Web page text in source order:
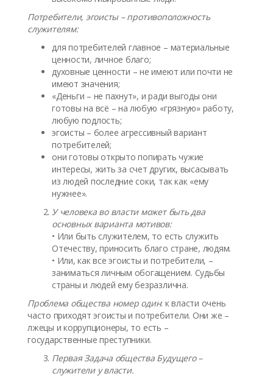
Потребители, эгоисты – противоположность
служителям:
для потребителей главное – материальные
ценности, личное благо;
духовные ценности – не имеют или почти не
имеют значения;
«Деньги – не пахнут», и ради выгоды они
готовы на всё – на любую «грязную» работу,
любую подлость;
эгоисты – более агрессивный вариант
потребителей;
они готовы открыто попирать чужие
интересы, жить за счет других, высасывать
из людей последние соки, так как «ему
нужнее».
У человека во власти может быть два
основных варианта мотивов:
• Или быть служителем, то есть служить
Отечеству, приносить благо стране, людям.
• Или, как все эгоисты и потребители, –
заниматься личным обогащением. Судьбы
страны и людей ему безразлична.
Проблема общества номер один: к власти очень
часто приходят эгоисты и потребители. Они же –
лжецы и коррупционеры, то есть –
государственные преступники.
Первая Задача общества Будущего –
служители у власти.